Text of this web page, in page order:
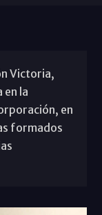
Victoria,
la
en
formados